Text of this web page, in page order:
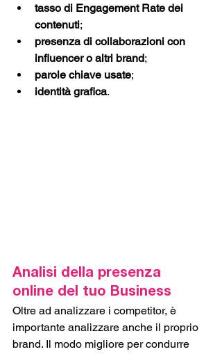
tasso di Engagement Rate dei
contenuti;
presenza di collaborazioni con
influencer o altri brand;
parole chiave usate;
identità grafica.
Analisi della presenza
online del tuo Business
Oltre ad analizzare i competitor, è
importante analizzare anche il proprio
brand. Il modo migliore per condurre